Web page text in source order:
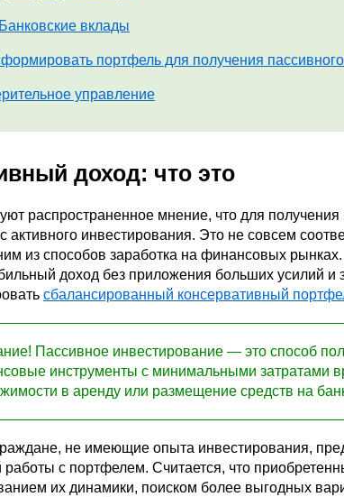
Банковские вклады
портфель для получения
управление
доход: что это
распространенное мнение, что для
активного инвестирования. Это не совсем
из способов заработка на финансовых
доход без приложения больших усилий и
сбалансированный консервативный
Пассивное инвестирование — это способ
инструменты с минимальными затратами
в аренду или размещение средств на
не имеющие опыта инвестирования,
работы с портфелем. Считается, что
их динамики, поиском более выгодных